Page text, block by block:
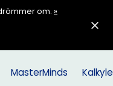
om. »
MasterMinds